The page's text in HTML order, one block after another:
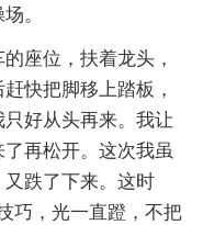
。
座位，扶着龙头，
快把脚移上踏板，
好从头再来。我让
再松开。这次我虽
跌了下来。这时
巧，光一直蹬，不把